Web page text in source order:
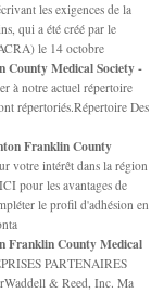
les exigences de la
qui a été créé par le
le 14 octobre
County Medical Society -
à notre actuel répertoire
répertoriés.Répertoire Des
Franklin County
votre intérêt dans la région
pour les avantages de
le profil d'adhésion en
Franklin County Medical
PARTENAIRES
& Reed, Inc. Ma